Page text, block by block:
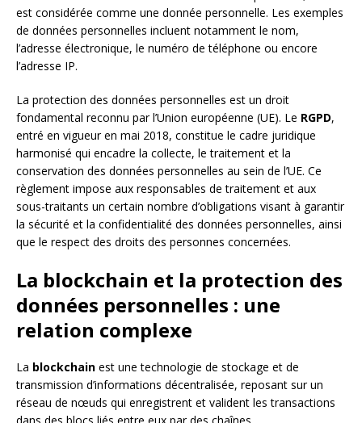
est considérée comme une donnée personnelle. Les exemples
de données personnelles incluent notamment le nom,
l’adresse électronique, le numéro de téléphone ou encore
l’adresse IP.
La protection des données personnelles est un droit
fondamental reconnu par l’Union européenne (UE). Le RGPD,
entré en vigueur en mai 2018, constitue le cadre juridique
harmonisé qui encadre la collecte, le traitement et la
conservation des données personnelles au sein de l’UE. Ce
règlement impose aux responsables de traitement et aux
sous-traitants un certain nombre d’obligations visant à garantir
la sécurité et la confidentialité des données personnelles, ainsi
que le respect des droits des personnes concernées.
La blockchain et la protection des
données personnelles : une
relation complexe
La blockchain est une technologie de stockage et de
transmission d’informations décentralisée, reposant sur un
réseau de nœuds qui enregistrent et valident les transactions